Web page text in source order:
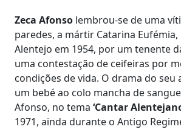
Zeca Afonso lembrou-se de uma
paredes, a mártir Catarina Eufémia,
Alentejo em 1954, por um tenente
uma contestação de ceifeiras por
condições de vida. O drama do seu
um bebé ao colo mancha de
Afonso, no tema ‘Cantar
1971, ainda durante o Antigo